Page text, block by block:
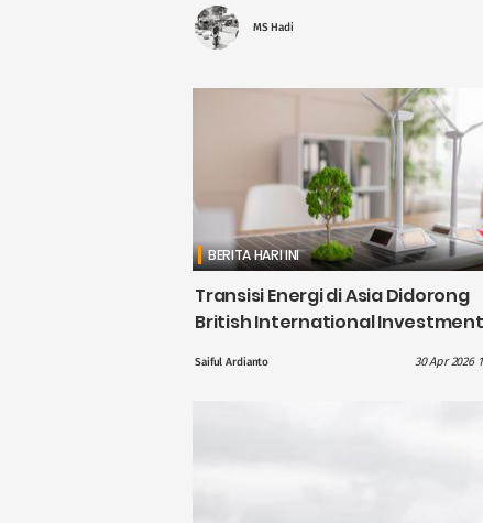
MS Hadi
BERITA HARI INI
Transisi Energi di Asia Didorong
British International Investment
Saiful Ardianto 30 Apr 2026